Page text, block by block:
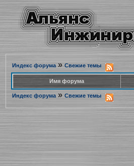
Индекс форума» Свежие темы
Имя форума
Индекс форума » Свежие темы